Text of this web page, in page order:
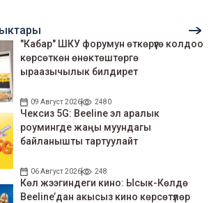
"Кабар" ШКУ форумун өткөрүүгө колдоо
көрсөткөн өнөктөштөргө
ыраазычылык билдирет
09 Август 2026 2480
Чексиз 5G: Beeline эл аралык
роумингде жаңы муундагы
байланышты тартуулайт
06 Август 2026 248
Көл жээгиндеги кино: Ысык-Көлдө
Beeline’дан акысыз кино көрсөтүлөр